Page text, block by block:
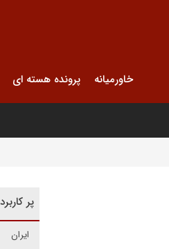
خاورمیانه پرونده هسته ای
پر
ایران